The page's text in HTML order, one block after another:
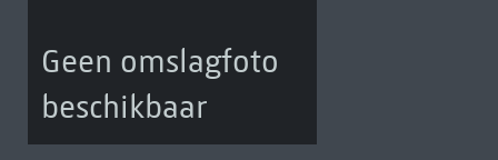
Geen omslagfoto
beschikbaar